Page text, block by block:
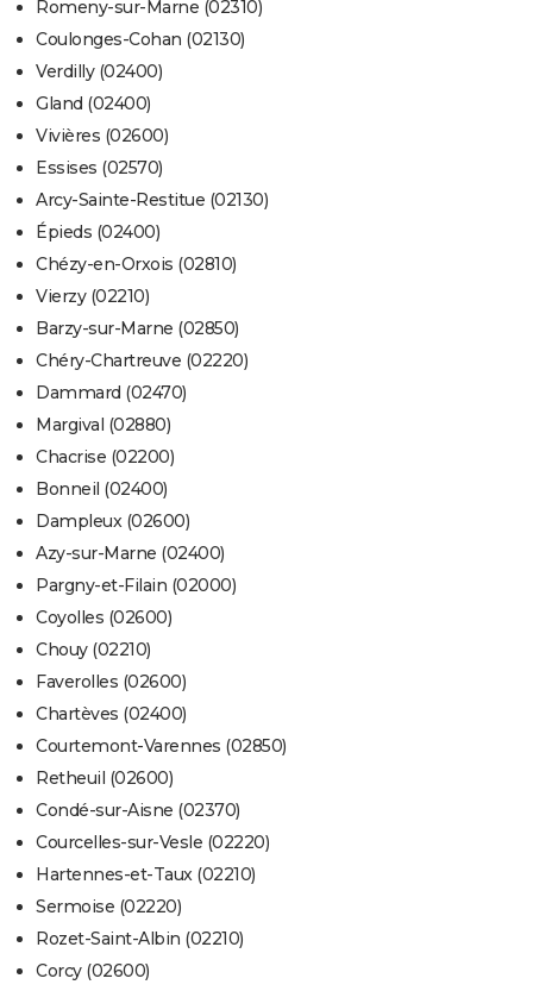
Romeny-sur-Marne (02310)
Coulonges-Cohan (02130)
Verdilly (02400)
Gland (02400)
Vivières (02600)
Essises (02570)
Arcy-Sainte-Restitue (02130)
Épieds (02400)
Chézy-en-Orxois (02810)
Vierzy (02210)
Barzy-sur-Marne (02850)
Chéry-Chartreuve (02220)
Dammard (02470)
Margival (02880)
Chacrise (02200)
Bonneil (02400)
Dampleux (02600)
Azy-sur-Marne (02400)
Pargny-et-Filain (02000)
Coyolles (02600)
Chouy (02210)
Faverolles (02600)
Chartèves (02400)
Courtemont-Varennes (02850)
Retheuil (02600)
Condé-sur-Aisne (02370)
Courcelles-sur-Vesle (02220)
Hartennes-et-Taux (02210)
Sermoise (02220)
Rozet-Saint-Albin (02210)
Corcy (02600)